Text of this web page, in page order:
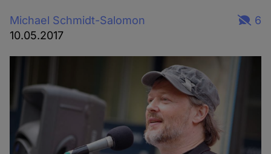
Michael Schmidt-Salomon
10.05.2017
6